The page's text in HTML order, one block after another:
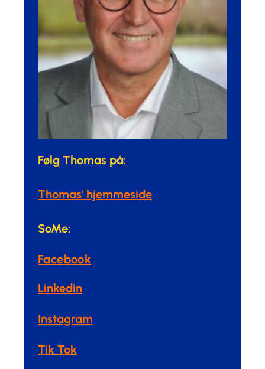
Følg Thomas på:
Thomas' hjemmeside
SoMe:
Facebook
Linkedin
Instagram
Tik Tok